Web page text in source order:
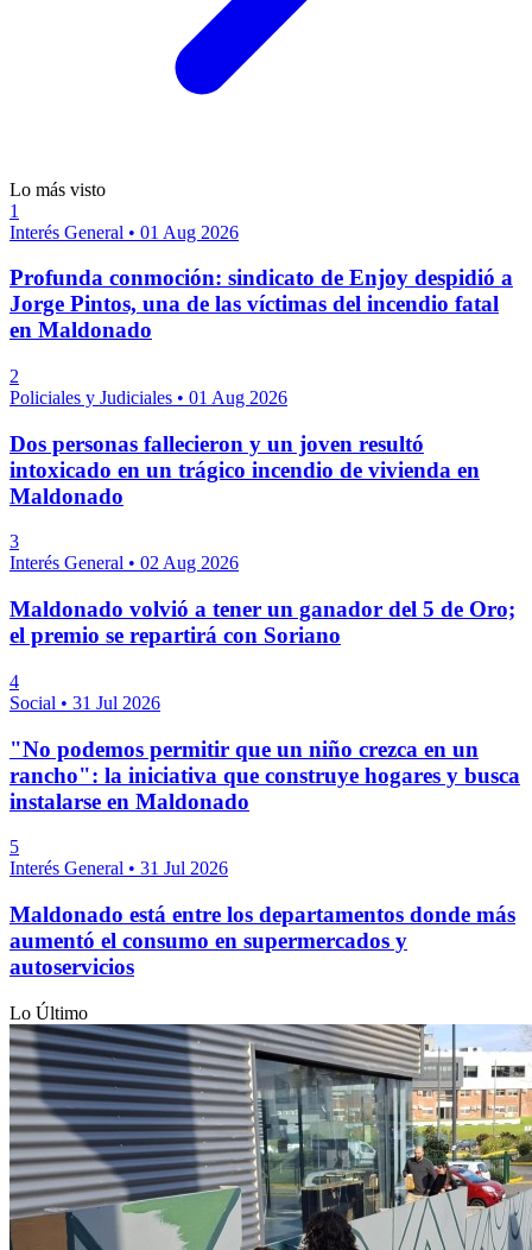
Lo más visto
1
Interés General • 01 Aug 2026
Profunda conmoción: sindicato de Enjoy despidió a
Jorge Pintos, una de las víctimas del incendio fatal
en Maldonado
2
Policiales y Judiciales • 01 Aug 2026
Dos personas fallecieron y un joven resultó
intoxicado en un trágico incendio de vivienda en
Maldonado
3
Interés General • 02 Aug 2026
Maldonado volvió a tener un ganador del 5 de Oro;
el premio se repartirá con Soriano
4
Social • 31 Jul 2026
"No podemos permitir que un niño crezca en un
rancho": la iniciativa que construye hogares y busca
instalarse en Maldonado
5
Interés General • 31 Jul 2026
Maldonado está entre los departamentos donde más
aumentó el consumo en supermercados y
autoservicios
Lo Último